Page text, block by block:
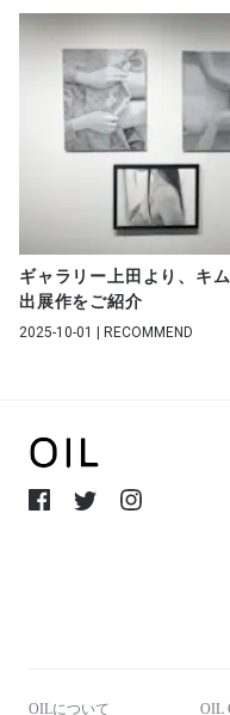
ギャラリー上田より、キ
出展作をご紹介
2025-10-01 | RECOMMEND
OILについて OIL